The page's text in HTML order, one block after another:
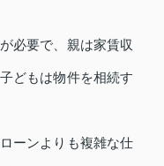
必要で、親は家賃収
どもは物件を相続す
ーンよりも複雑な仕